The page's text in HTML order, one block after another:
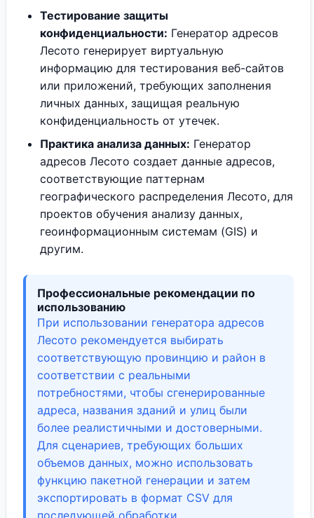
Тестирование защиты
конфиденциальности: Генератор адресов
Лесото генерирует виртуальную
информацию для тестирования веб-сайтов
или приложений, требующих заполнения
личных данных, защищая реальную
конфиденциальность от утечек.
Практика анализа данных: Генератор
адресов Лесото создает данные адресов,
соответствующие паттернам
географического распределения Лесото, для
проектов обучения анализу данных,
геоинформационным системам (GIS) и
другим.
Профессиональные рекомендации по
использованию
При использовании генератора адресов
Лесото рекомендуется выбирать
соответствующую провинцию и район в
соответствии с реальными
потребностями, чтобы сгенерированные
адреса, названия зданий и улиц были
более реалистичными и достоверными.
Для сценариев, требующих больших
объемов данных, можно использовать
функцию пакетной генерации и затем
экспортировать в формат CSV для
последующей обработки.